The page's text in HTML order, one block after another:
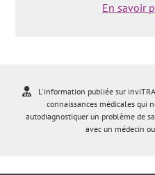
En savoir
L'information publiée sur
connaissances médicales qui
autodiagnostiquer un problème de
avec un médecin